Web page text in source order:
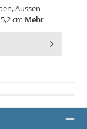
Aussen-
cm Mehr